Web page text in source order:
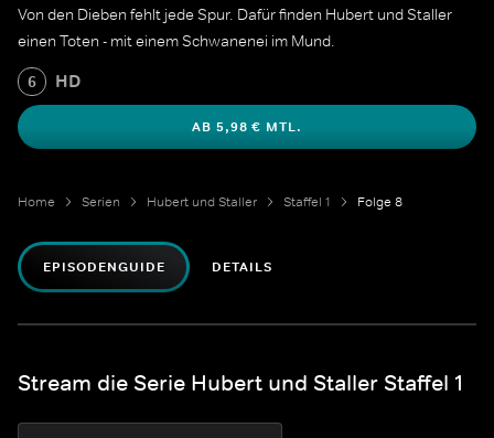
Von den Dieben fehlt jede Spur. Dafür finden Hubert und Staller
einen Toten - mit einem Schwanenei im Mund.
6 HD
AB 5,98 € MTL.
Home Serien Hubert und Staller Staffel 1 Folge 8
EPISODENGUIDE DETAILS
Stream die Serie Hubert und Staller Staffel 1